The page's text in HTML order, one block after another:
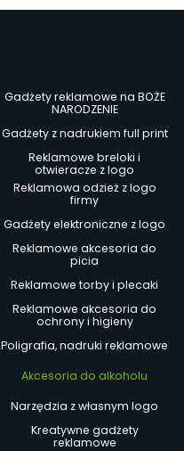
Gadżety reklamowe na BOŻE
NARODZENIE
Gadżety z nadrukiem full print
Reklamowe breloki i
otwieracze z logo
Reklamowa odzież z logo
firmy
Gadżety elektroniczne z logo
Reklamowe akcesoria do
picia
Reklamowe torby i plecaki
Reklamowe akcesoria do
ochrony i higieny
Poligrafia, nadruki reklamowe
Akcesoria do alkoholu
Narzędzia z własnym logo
Kreatywne gadżety
reklamowe